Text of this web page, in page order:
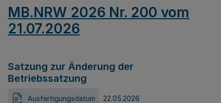
MB.NRW 2026 Nr. 200 vom
21.07.2026
Satzung zur Änderung der
Betriebssatzung
Ausfertigungsdatum 22.05.2026